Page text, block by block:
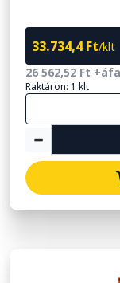
33.734,4 Ft/klt
26 562,52 Ft
Raktáron: 1 klt